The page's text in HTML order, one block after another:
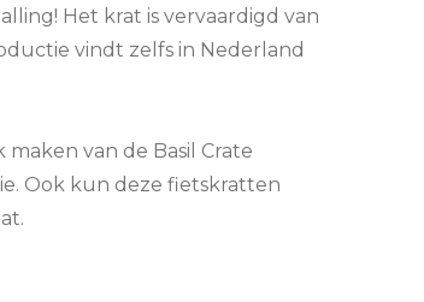
Het krat is vervaardigd van
vindt zelfs in Nederland
van de Basil Crate
Ook kun deze fietskratten